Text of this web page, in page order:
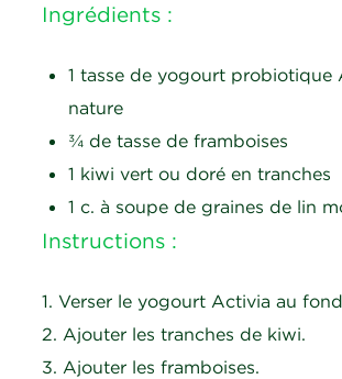
Ingrédients :
1 tasse de yogourt probiotique
nature
¾ de tasse de framboises
1 kiwi vert ou doré en tranches
1 c. à soupe de graines de lin
Instructions :
1. Verser le yogourt Activia au
2. Ajouter les tranches de kiwi.
3. Ajouter les framboises.